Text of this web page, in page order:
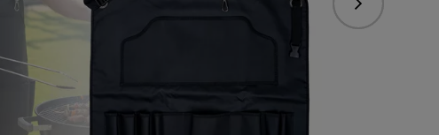
Nasledujúce